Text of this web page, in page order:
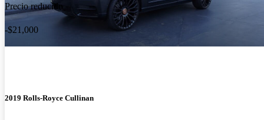
Precio reducido
-$21,000
2019 Rolls-Royce Cullinan